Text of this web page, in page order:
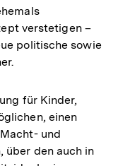
verstetigen –
politische sowie
für Kinder,
einen
und
über den auch in